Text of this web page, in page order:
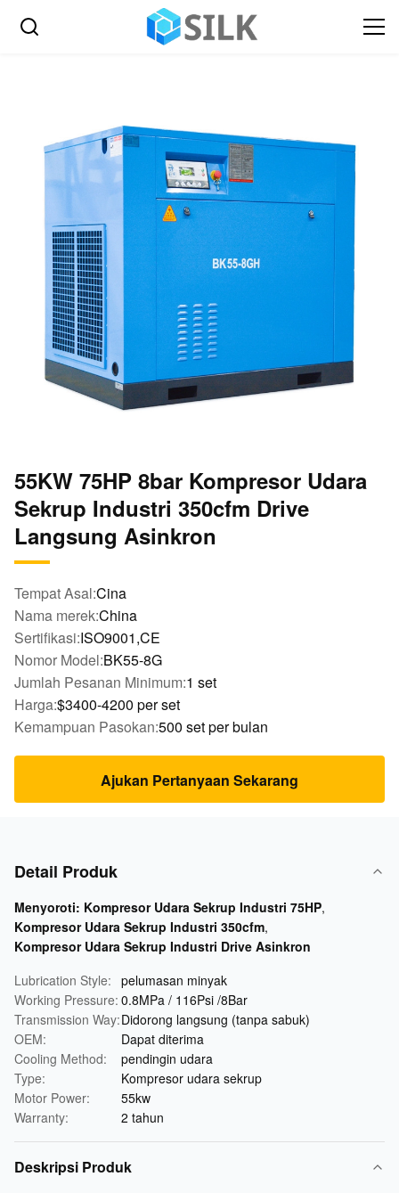
55KW 75HP 8bar Kompresor Udara
Sekrup Industri 350cfm Drive
Langsung Asinkron
Tempat Asal:Cina
Nama merek:China
Sertifikasi:ISO9001,CE
Nomor Model:BK55-8G
Jumlah Pesanan Minimum:1 set
Harga:$3400-4200 per set
Kemampuan Pasokan:500 set per bulan
Ajukan Pertanyaan Sekarang
Detail Produk
Menyoroti: Kompresor Udara Sekrup Industri 75HP,
Kompresor Udara Sekrup Industri 350cfm,
Kompresor Udara Sekrup Industri Drive Asinkron
Lubrication Style: pelumasan minyak
Working Pressure: 0.8MPa / 116Psi /8Bar
Transmission Way:Didorong langsung (tanpa sabuk)
OEM:
Dapat diterima
Cooling Method:
pendingin udara
Type:
Kompresor udara sekrup
Motor Power:
55kw
Warranty:
2 tahun
Deskripsi Produk